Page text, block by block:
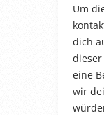
Um
dich
dieser
eine
wir